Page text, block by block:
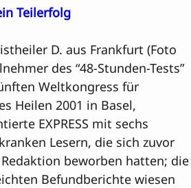
Teilerfolg
D. aus Frankfurt (Foto
des “48-Stunden-Tests”
Weltkongress für
Heilen 2001 in Basel,
EXPRESS mit sechs
Lesern, die sich zuvor
beworben hatten; die
Befundberichte wiesen